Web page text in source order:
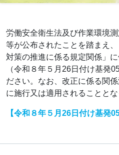
労働安全衛生法及び作業環境
等が公布されたことを踏まえ
対策の推進に係る規定関係」
（令和８年５月26日付け基発
ださい。なお、改正に係る関
に施行又は適用されることとな
【令和８年５月26日付け基発